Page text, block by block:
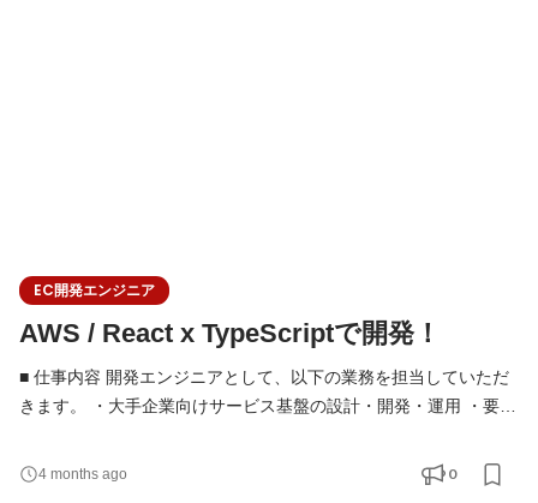
EC開発エンジニア
AWS / React x TypeScriptで開発！
■ 仕事内容 開発エンジニアとして、以下の業務を担当していただ
きます。 ・大手企業向けサービス基盤の設計・開発・運用 ・要件
／バックエンド／インフラを横断した開発 ・技術選定やアーキテ
クチャ設計への関与 ・チームでの設計レビュー・コードレビュー
4 months ago 0